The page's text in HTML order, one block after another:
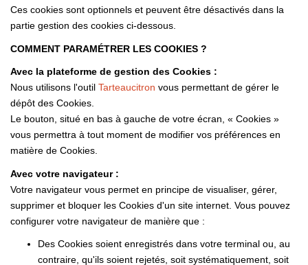
Ces cookies sont optionnels et peuvent être désactivés dans la
partie gestion des cookies ci-dessous.
COMMENT PARAMÉTRER LES COOKIES ?
Avec la plateforme de gestion des Cookies :
Nous utilisons l'outil Tarteaucitron vous permettant de gérer le
dépôt des Cookies.
Le bouton, situé en bas à gauche de votre écran, « Cookies »
vous permettra à tout moment de modifier vos préférences en
matière de Cookies.
Avec votre navigateur :
Votre navigateur vous permet en principe de visualiser, gérer,
supprimer et bloquer les Cookies d'un site internet. Vous pouvez
configurer votre navigateur de manière que :
Des Cookies soient enregistrés dans votre terminal ou, au
contraire, qu'ils soient rejetés, soit systématiquement, soit